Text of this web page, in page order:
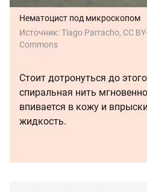
Нематоцист под микроскопом
Источник:Tiago Parracho, CC
Commons
Стоит дотронуться до
спиральная нить
впивается в кожу и
жидкость.